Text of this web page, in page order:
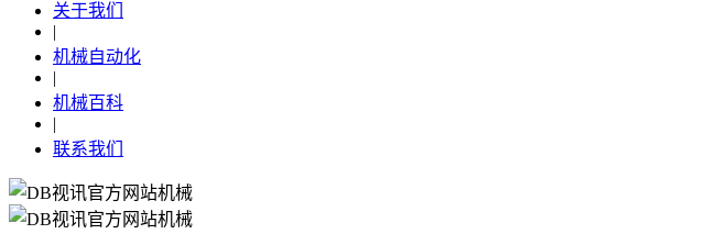
关于我们
|
机械自动化
|
机械百科
|
联系我们